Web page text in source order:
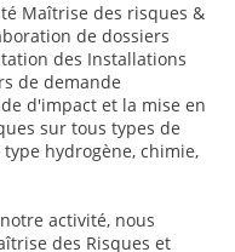
Maîtrise des risques &
de dossiers
des Installations
de demande
d'impact et la mise en
sur tous types de
hydrogène, chimie,
activité, nous
des Risques et